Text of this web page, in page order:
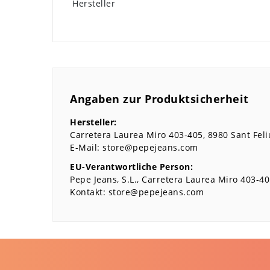
Hersteller
Angaben zur Produktsicherheit
Hersteller:
Carretera Laurea Miro 403-405 8980 Sant
E-Mail: store@pepejeans.com
EU-Verantwortliche Person:
Pepe Jeans, S.L. Carretera Laurea Miro 403-
Kontakt: store@pepejeans.com